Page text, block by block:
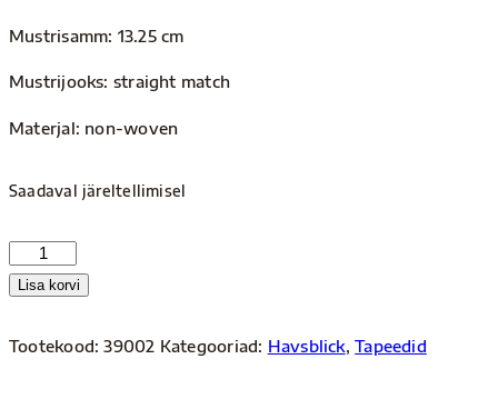
Mustrisamm: 13.25 cm
Mustrijooks: straight match
Materjal: non-woven
Saadaval järeltellimisel
Havsblick
39002
Lisa korvi
Tootekood:39002 Kategooriad: Havsblick,Tapeedid